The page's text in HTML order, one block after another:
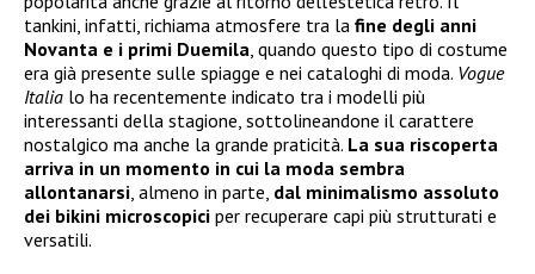
tankini, infatti, richiama atmosfere tra la fine degli anni
Novanta e i primi Duemila, quando questo tipo di costume
era già presente sulle spiagge e nei cataloghi di moda. Vogue
Italia lo ha recentemente indicato tra i modelli più
interessanti della stagione, sottolineandone il carattere
nostalgico ma anche la grande praticità. La sua riscoperta
arriva in un momento in cui la moda sembra
allontanarsi, almeno in parte, dal minimalismo assoluto
dei bikini microscopici per recuperare capi più strutturati e
versatili.